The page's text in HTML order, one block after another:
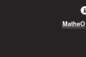
MatheO